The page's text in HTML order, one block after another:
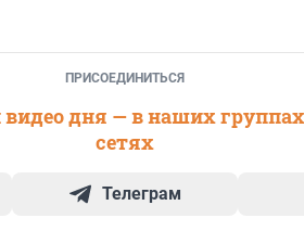
ПРИСОЕДИНИТЬСЯ
дня — в наших
сетях
Телеграм